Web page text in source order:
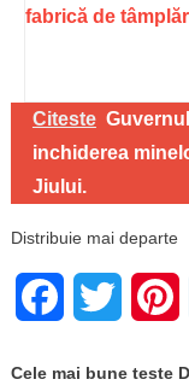
fabrică de
Citeste
inchiderea
Jiului.
Distribuie mai departe
FacebookTwitter
Cele mai bune teste